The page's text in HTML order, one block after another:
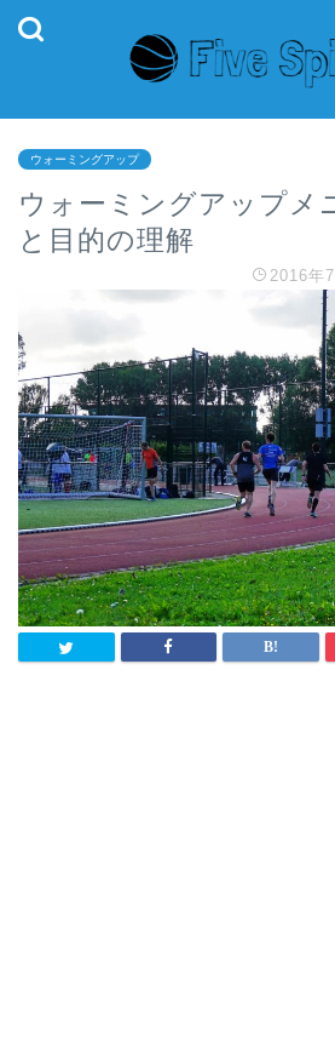
ウォーミングアップ
ウォーミングアップメ
と目的の理解
2016年